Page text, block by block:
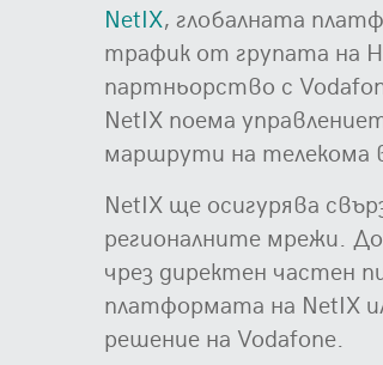
NetIX, глобалната
трафик от групата на
партньорство с
NetIX поема
маршрути на телекома
NetIX ще осигурява
регионалните мрежи.
чрез директен частен
платформата на NetIX
решение на Vodafone.